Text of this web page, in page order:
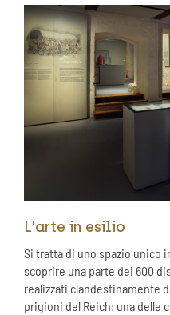
L'arte in esilio
Si tratta di uno spazio unico
scoprire una parte dei 600
realizzati clandestinamente
prigioni del Reich: una delle